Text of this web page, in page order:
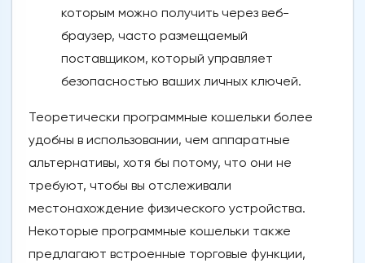
которым можно получить через веб-
браузер, часто размещаемый
поставщиком, который управляет
безопасностью ваших личных ключей.
Теоретически программные кошельки более
удобны в использовании, чем аппаратные
альтернативы, хотя бы потому, что они не
требуют, чтобы вы отслеживали
местонахождение физического устройства.
Некоторые программные кошельки также
предлагают встроенные торговые функции,